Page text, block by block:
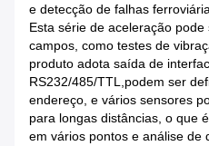
e detecção de falhas
Esta série de aceleração
campos, como testes de
produto adota saída de
RS232/485/TTL,podem ser
endereço, e vários sensores
para longas distâncias, o que
em vários pontos e análise de